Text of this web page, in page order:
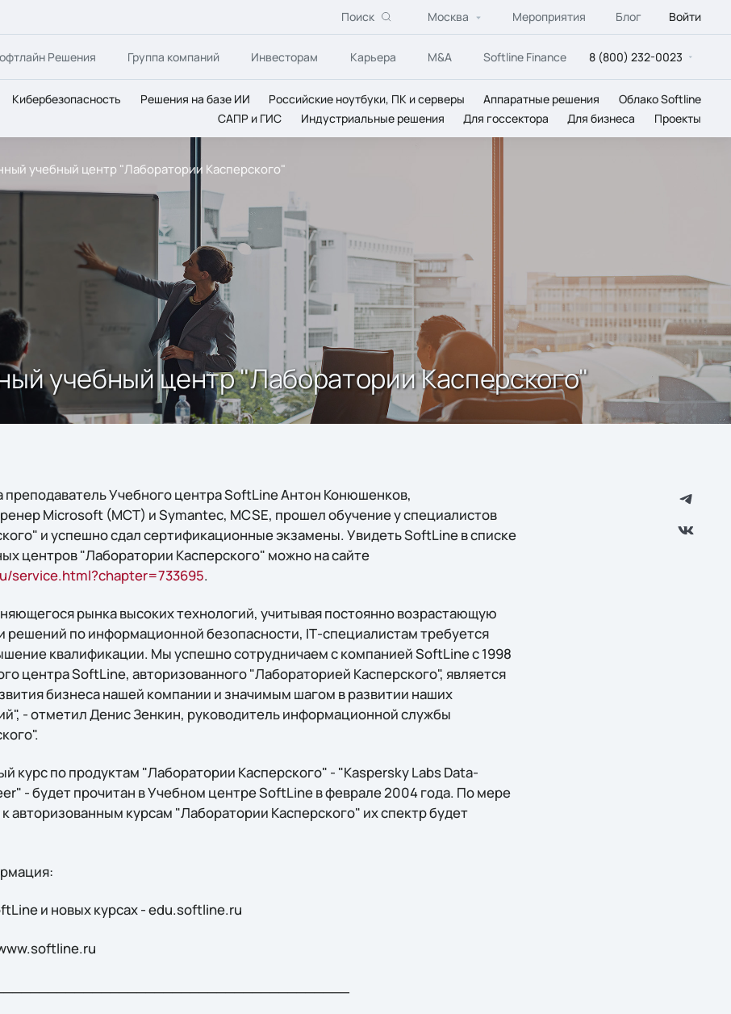
Поиск Москва Мероприятия Блог Войти
Решения Группа компаний Инвесторам Карьера M&A Softline Finance 8 (800) 232-0023
Кибербезопасность Решения на базе ИИ Российские ноутбуки, ПК и серверы Аппаратные решения
Облако Softline
САПР и ГИС
Индустриальные решения Для госсектора Для бизнеса Проекты
учебный центр "Лаборатории Касперского"
учебный центр "Лаборатории Касперского"
преподаватель Учебного центра SoftLine Антон Конюшенков,
Microsoft (MCT) и Symantec, MCSE, прошел обучение у специалистов
и успешно сдал сертификационные экзамены. Увидеть SoftLine в списке
центров "Лаборатории Касперского" можно на сайте
service.html?chapter=733695.
рынка высоких технологий, учитывая постоянно возрастающую
решений по информационной безопасности, IТ-специалистам требуется
квалификации. Мы успешно сотрудничаем с компанией SoftLine с 1998
центра SoftLine, авторизованного "Лабораторией Касперского", является
бизнеса нашей компании и значимым шагом в развитии наших
- отметил Денис Зенкин, руководитель информационной службы
курс по продуктам "Лаборатории Касперского" - "Kaspersky Labs Data-
- будет прочитан в Учебном центре SoftLine в феврале 2004 года. По мере
авторизованным курсам "Лаборатории Касперского" их спектр будет
и новых курсах - edu.softline.ru